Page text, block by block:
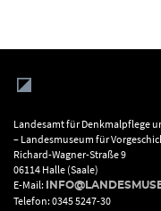
Landesamt für Denkmalpflege
– Landesmuseum für
Richard-Wagner-Straße 9
06114 Halle (Saale)
E-Mail:
Telefon: 0345 5247-30